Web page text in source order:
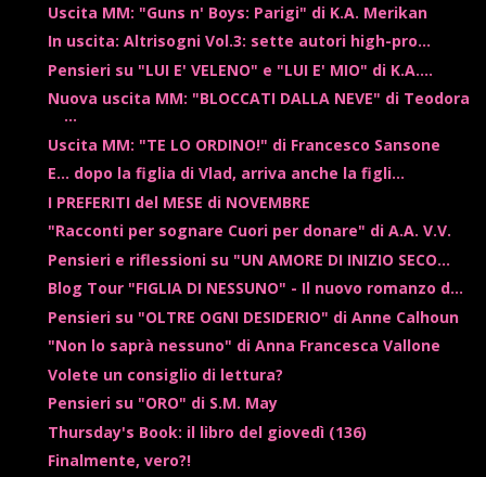
Uscita MM: "Guns n' Boys: Parigi" di K.A. Merikan
In uscita: Altrisogni Vol.3: sette autori high-pro...
Pensieri su "LUI E' VELENO" e "LUI E' MIO" di K.A....
Nuova uscita MM: "BLOCCATI DALLA NEVE" di Teodora
...
Uscita MM: "TE LO ORDINO!" di Francesco Sansone
E... dopo la figlia di Vlad, arriva anche la figli...
I PREFERITI del MESE di NOVEMBRE
"Racconti per sognare Cuori per donare" di A.A. V.V.
Pensieri e riflessioni su "UN AMORE DI INIZIO SECO...
Blog Tour "FIGLIA DI NESSUNO" - Il nuovo romanzo d...
Pensieri su "OLTRE OGNI DESIDERIO" di Anne Calhoun
"Non lo saprà nessuno" di Anna Francesca Vallone
Volete un consiglio di lettura?
Pensieri su "ORO" di S.M. May
Thursday's Book: il libro del giovedì (136)
Finalmente, vero?!